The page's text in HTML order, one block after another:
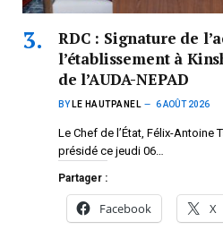
RDC : Signature de
l’établissement à
de l’AUDA-NEPAD
BY LE HAUTPANEL 6 AOÛT 2026
Le Chef de l’État, Félix-Antoine
présidé ce jeudi 06…
Partager :
Facebook X